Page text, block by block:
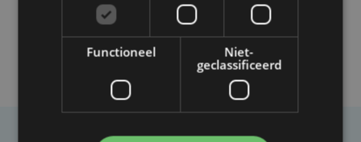
Functioneel
Niet-
geclassificeerd